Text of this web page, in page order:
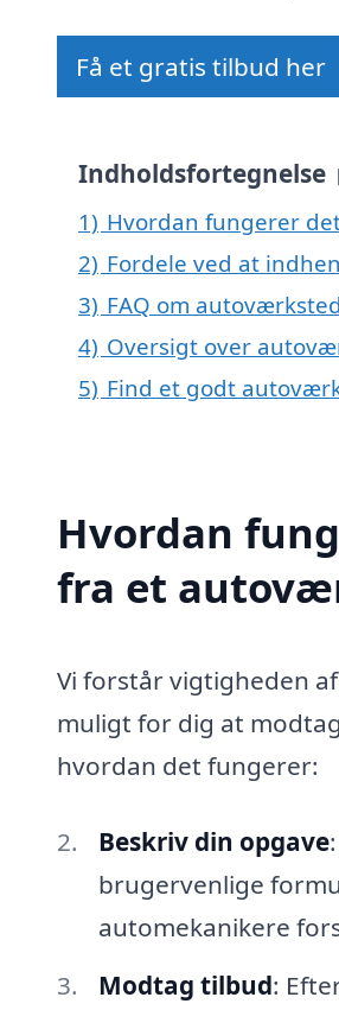
Få et gratis tilbud her
Indholdsfortegnelse
1) Hvordan fungerer
2) Fordele ved at
3) FAQ om
4) Oversigt over
5) Find et godt
Hvordan
fra et
Vi forstår vigtigheden
muligt for dig at
hvordan det fungerer:
Beskriv din opgave
brugervenlige
automekanikere
Modtag tilbud: